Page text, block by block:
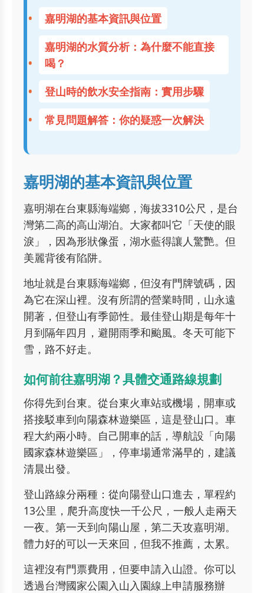
嘉明湖的基本資訊與位置
嘉明湖的水質分析：為什麼不能直接
喝？
登山時的飲水安全指南：實用步驟
常見問題解答：你的疑惑一次解決
嘉明湖的基本資訊與位置
嘉明湖在台東縣海端鄉，海拔3310公尺，是台
灣第二高的高山湖泊。大家都叫它「天使的眼
淚」，因為形狀像蛋，湖水藍得讓人驚艷。但
美麗背後有陷阱。
地址就是台東縣海端鄉，但沒有門牌號碼，因
為它在深山裡。沒有所謂的營業時間，山永遠
開著，但登山有季節性。最佳登山期是每年十
月到隔年四月，避開雨季和颱風。冬天可能下
雪，路不好走。
如何前往嘉明湖？具體交通路線規劃
你得先到台東。從台東火車站或機場，開車或
搭接駁車到向陽森林遊樂區，這是登山口。車
程大約兩小時。自己開車的話，導航設「向陽
國家森林遊樂區」，停車場通常滿早的，建議
清晨出發。
登山路線分兩種：從向陽登山口進去，單程約
13公里，爬升高度快一千公尺，一般人走兩天
一夜。第一天到向陽山屋，第二天攻嘉明湖。
體力好的可以一天來回，但我不推薦，太累。
這裡沒有門票費用，但要申請入山證。你可以
透過台灣國家公園入山入園線上申請服務辦